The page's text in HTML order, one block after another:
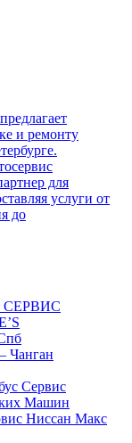
и ремонту
для
услуги от
до
Чанган
Сервис
Машин
Ниссан Макс